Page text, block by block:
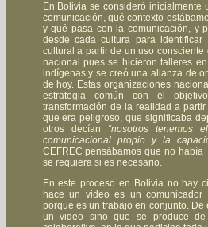
En Bolivia se consideró
comunicación, qué contexto
y qué pasa con la comunicación, y
desde cada cultura para
cultural a partir de un uso
nacional pues se hicieron talleres
indígenas y se creó una alianza de
de hoy. Estas organizaciones
estrategia común con el
transformación de la realidad a
que era peligroso, que significaba
otros decían
“nosotros tenemos
comunicacional propio y la
CEFREC pensábamos que no
se requiera si es necesario.
En este proceso en Bolivia no hay
hace un video es un
porque es un trabajo en conjunto.
un video sino que se produce de